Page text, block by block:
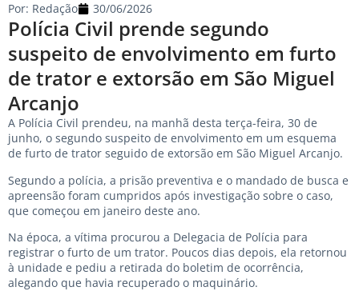
Polícia Civil prende segundo
suspeito de envolvimento em furto
de trator e extorsão em São Miguel
Arcanjo
Por: Redação 30/06/2026
A Polícia Civil prendeu, na manhã desta terça-feira, 30 de
junho, o segundo suspeito de envolvimento em um esquema
de furto de trator seguido de extorsão em São Miguel Arcanjo.
Segundo a polícia, a prisão preventiva e o mandado de busca e
apreensão foram cumpridos após investigação sobre o caso,
que começou em janeiro deste ano.
Na época, a vítima procurou a Delegacia de Polícia para
registrar o furto de um trator. Poucos dias depois, ela retornou
à unidade e pediu a retirada do boletim de ocorrência,
alegando que havia recuperado o maquinário.